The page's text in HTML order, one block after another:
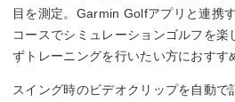
目を測定。Garmin Golfアプリと連携
コースでシミュレーションゴルフを
ずトレーニングを行いたい方におすす
スイング時のビデオクリップを自動で